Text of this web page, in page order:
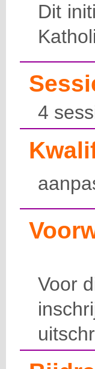
Dit
4
Voor